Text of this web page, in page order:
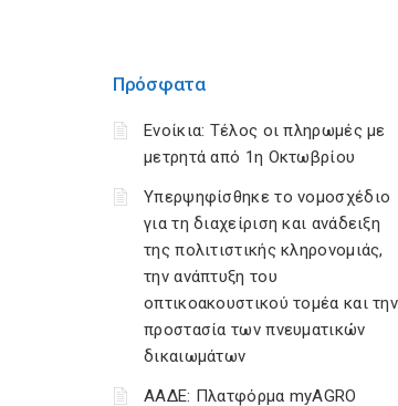
Πρόσφατα
Ενοίκια: Τέλος οι πληρωμές με
μετρητά από 1η Οκτωβρίου
Υπερψηφίσθηκε το νομοσχέδιο
για τη διαχείριση και ανάδειξη
της πολιτιστικής κληρονομιάς,
την ανάπτυξη του
οπτικοακουστικού τομέα και την
προστασία των πνευματικών
δικαιωμάτων
ΑΑΔΕ: Πλατφόρμα myAGRO